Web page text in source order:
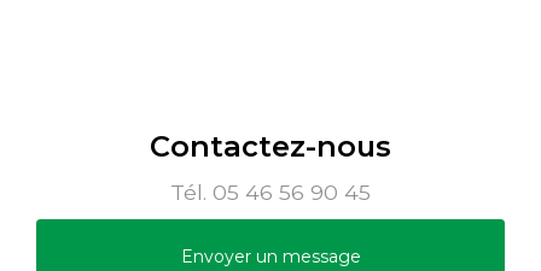
Contactez-nous
Tél. 05 46 56 90 45
Envoyer un message